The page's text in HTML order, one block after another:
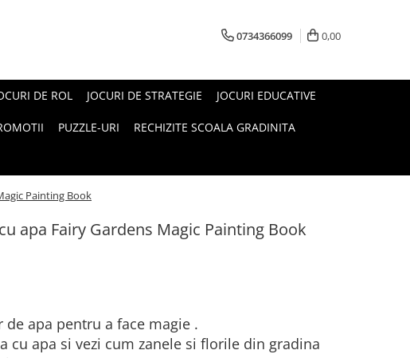
0734366099 0,00
DE ROL JOCURI DE STRATEGIE JOCURI EDUCATIVE
PUZZLE-URI RECHIZITE SCOALA GRADINITA
Painting Book
apa Fairy Gardens Magic Painting Book
de apa pentru a face magie .
cu apa si vezi cum zanele si florile din gradina